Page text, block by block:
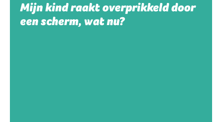
Mijn kind raakt overprikkeld door
een scherm, wat nu?